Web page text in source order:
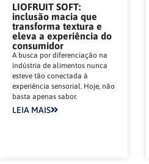
LIOFRUIT SOFT:
inclusão macia que
transforma textura e
eleva a experiência do
consumidor
A busca por diferenciação na
indústria de alimentos nunca
esteve tão conectada à
experiência sensorial. Hoje, não
basta apenas sabor.
LEIA MAIS